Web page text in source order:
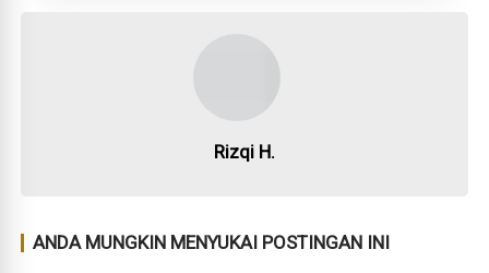
Rizqi H.
ANDA MUNGKIN MENYUKAI POSTINGAN INI